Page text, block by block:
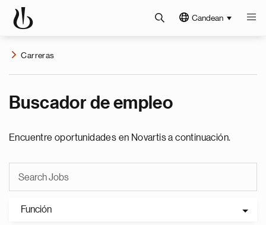
Candean
Carreras
Buscador de empleo
Encuentre oportunidades en Novartis a continuación.
Función